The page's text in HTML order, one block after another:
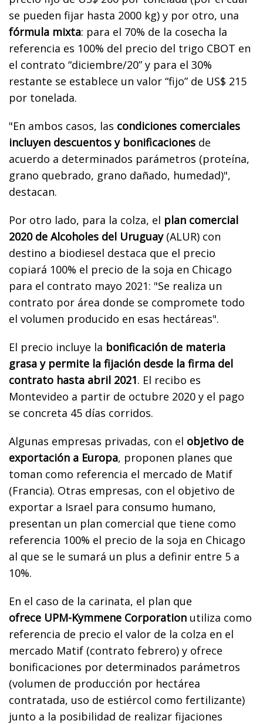
se pueden fijar hasta 2000 kg) y por otro, una
fórmula mixta: para el 70% de la cosecha la
referencia es 100% del precio del trigo CBOT en
el contrato “diciembre/20” y para el 30%
restante se establece un valor “fijo” de US$ 215
por tonelada.
"En ambos casos, las condiciones comerciales
incluyen descuentos y bonificaciones de
acuerdo a determinados parámetros (proteína,
grano quebrado, grano dañado, humedad)",
destacan.
Por otro lado, para la colza, el plan comercial
2020 de Alcoholes del Uruguay(ALUR) con
destino a biodiesel destaca que el precio
copiará 100% el precio de la soja en Chicago
para el contrato mayo 2021: "Se realiza un
contrato por área donde se compromete todo
el volumen producido en esas hectáreas".
El precio incluye la bonificación de materia
grasa y permite la fijación desde la firma del
contrato hasta abril 2021. El recibo es
Montevideo a partir de octubre 2020 y el pago
se concreta 45 días corridos.
Algunas empresas privadas, con el objetivo de
exportación a Europa, proponen planes que
toman como referencia el mercado de Matif
(Francia). Otras empresas, con el objetivo de
exportar a Israel para consumo humano,
presentan un plan comercial que tiene como
referencia 100% el precio de la soja en Chicago
al que se le sumará un plus a definir entre 5 a
10%.
En el caso de la carinata, el plan que
ofrece UPM-Kymmene Corporation utiliza como
referencia de precio el valor de la colza en el
mercado Matif (contrato febrero) y ofrece
bonificaciones por determinados parámetros
(volumen de producción por hectárea
contratada, uso de estiércol como fertilizante)
junto a la posibilidad de realizar fijaciones